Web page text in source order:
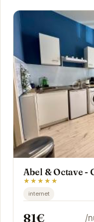
Abel & Octave -
★★★★★
internet
81€ /